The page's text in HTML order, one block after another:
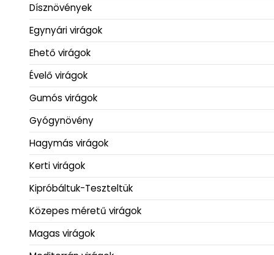
Dísznövények
Egynyári virágok
Ehető virágok
Évelő virágok
Gumós virágok
Gyógynövény
Hagymás virágok
Kerti virágok
Kipróbáltuk-Teszteltük
Közepes méretű virágok
Magas virágok